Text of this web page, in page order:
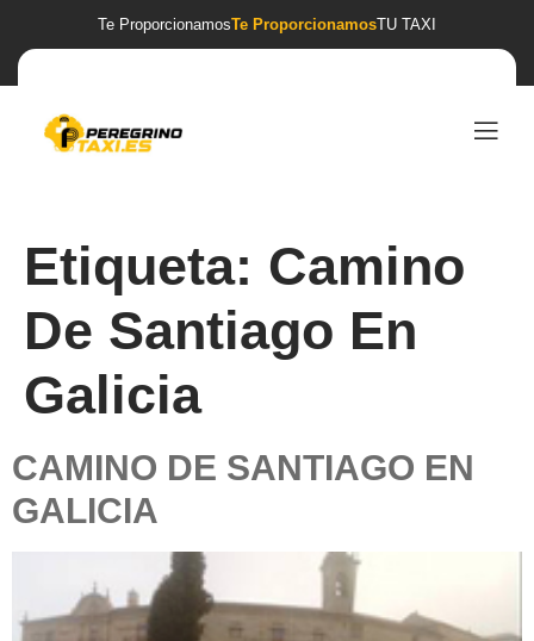
Te ProporcionamosTe ProporcionamosTU TAXI
Etiqueta: Camino
De Santiago En
Galicia
CAMINO DE SANTIAGO EN
GALICIA